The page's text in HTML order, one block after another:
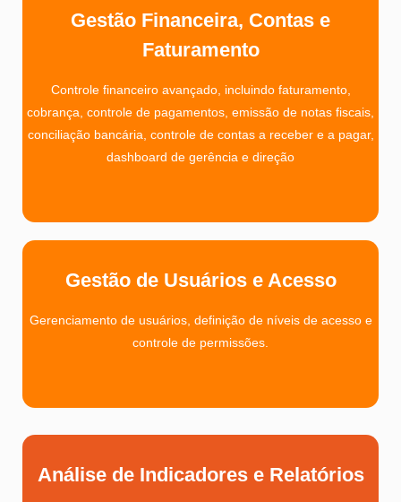
Gestão Financeira, Contas e
Faturamento
Controle financeiro avançado, incluindo faturamento,
cobrança, controle de pagamentos, emissão de notas fiscais,
conciliação bancária, controle de contas a receber e a pagar,
dashboard de gerência e direção
Gestão de Usuários e Acesso
Gerenciamento de usuários, definição de níveis de acesso e
controle de permissões.
Análise de Indicadores e Relatórios